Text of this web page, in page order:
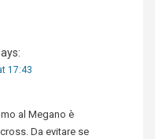
17:43
al Megano è
Da evitare se